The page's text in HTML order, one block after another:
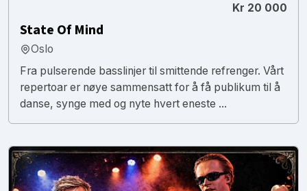
Kr 20 000
State Of Mind
Oslo
Fra pulserende basslinjer til smittende refrenger. Vårt
repertoar er nøye sammensatt for å få publikum til å
danse, synge med og nyte hvert eneste ...